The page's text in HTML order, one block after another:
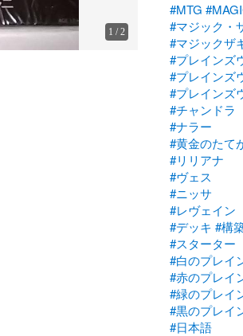
1 /2
#MTG
#マジック・
#マジックザ
#プレインズ
#プレインズ
#プレインズ
#チャンドラ
#ナラー
#黄金のたて
#リリアナ
#ヴェス
#ニッサ
#レヴェイン
#デッキ #構
#スターター
#白のプレイ
#赤のプレイ
#緑のプレイ
#黒のプレイ
#日本語